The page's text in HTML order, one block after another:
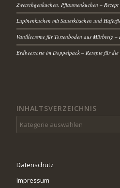
Zwetschgenkuchen, Pflaumenkuchen –
Lupinenkuchen mit Sauerkirschen und
Vanillecreme für Tortenboden aus Mürbteig –
Erdbeertorte im Doppelpack – Rezepte für
INHALTSVERZEICHNIS
Datenschutz
Impressum